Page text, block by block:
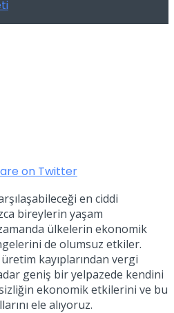
on Twitter
en ciddi
bireylerin yaşam
ülkelerin ekonomik
de olumsuz etkiler.
üretim kayıplarından vergi
geniş bir yelpazede kendini
ekonomik etkilerini ve bu
ele alıyoruz.